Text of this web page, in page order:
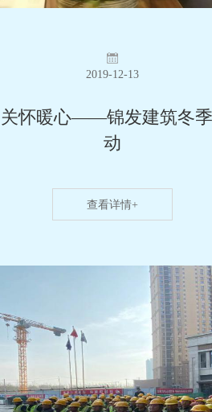
2019-12-13
怀暖心——锦发建筑冬季
动
查看详情+